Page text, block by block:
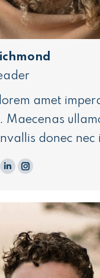
amet
Maecenas
donec nec
LinkedIn
Instagram